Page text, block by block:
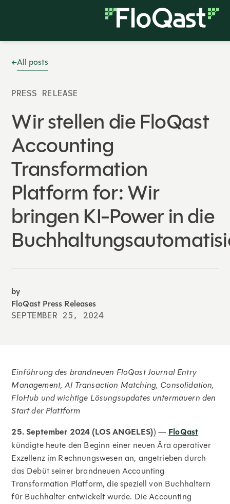
All posts
PRESS RELEASE
Wir stellen die FloQast
Accounting
Transformation
Platform for: Wir
bringen KI-Power in die
by
FloQast Press Releases
SEPTEMBER 25, 2024
Einführung des brandneuen FloQast Journal Entry
Management, AI Transaction Matching, Consolidation,
FloHub und wichtige Lösungsupdates untermauern den
Start der Plattform
25. September 2024 (LOS ANGELES)) —FloQast
kündigte heute den Beginn einer neuen Ära operativer
Exzellenz im Rechnungswesen an, angetrieben durch
das Debüt seiner brandneuen Accounting
Transformation Platform, die speziell von Buchhaltern
für Buchhalter entwickelt wurde. Die Accounting